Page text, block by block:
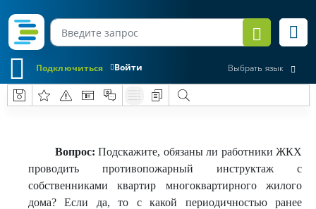
Войти
Подключиться Выбрать язык
Вопрос: Подскажите, обязаны ли работники ЖКХ
проводить противопожарный инструктаж с
собственниками квартир многоквартирного жилого
дома? Если да, то с какой периодичностью ранее